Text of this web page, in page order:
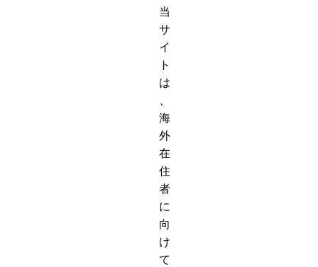
当
サ
イ
ト
は
海
外
在
住
者
に
向
け
て